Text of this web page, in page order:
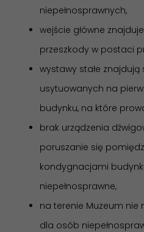
niepełnosprawnych,
wejście główne
przeszkody w postaci
wystawy stałe
usytuowanych na
budynku, na które
brak urządzenia
poruszanie się
kondygnacjami
niepełnosprawne,
na terenie Muzeum
dla osób